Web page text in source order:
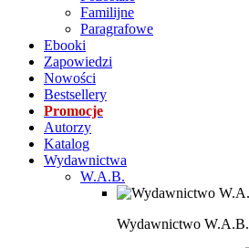
Familijne
Paragrafowe
Ebooki
Zapowiedzi
Nowości
Bestsellery
Promocje
Autorzy
Katalog
Wydawnictwa
W.A.B.
Wydawnictwo W.A.B.